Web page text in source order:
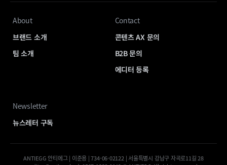
About
브랜드 소개
팀 소개
Contact
콘텐츠 AX 문의
B2B 문의
에디터 등록
Newsletter
뉴스레터 구독
ANTIEGG 안티에그 | 이준용 | 734-06-02122 | 서울특별시 강남구 자곡로11길 28